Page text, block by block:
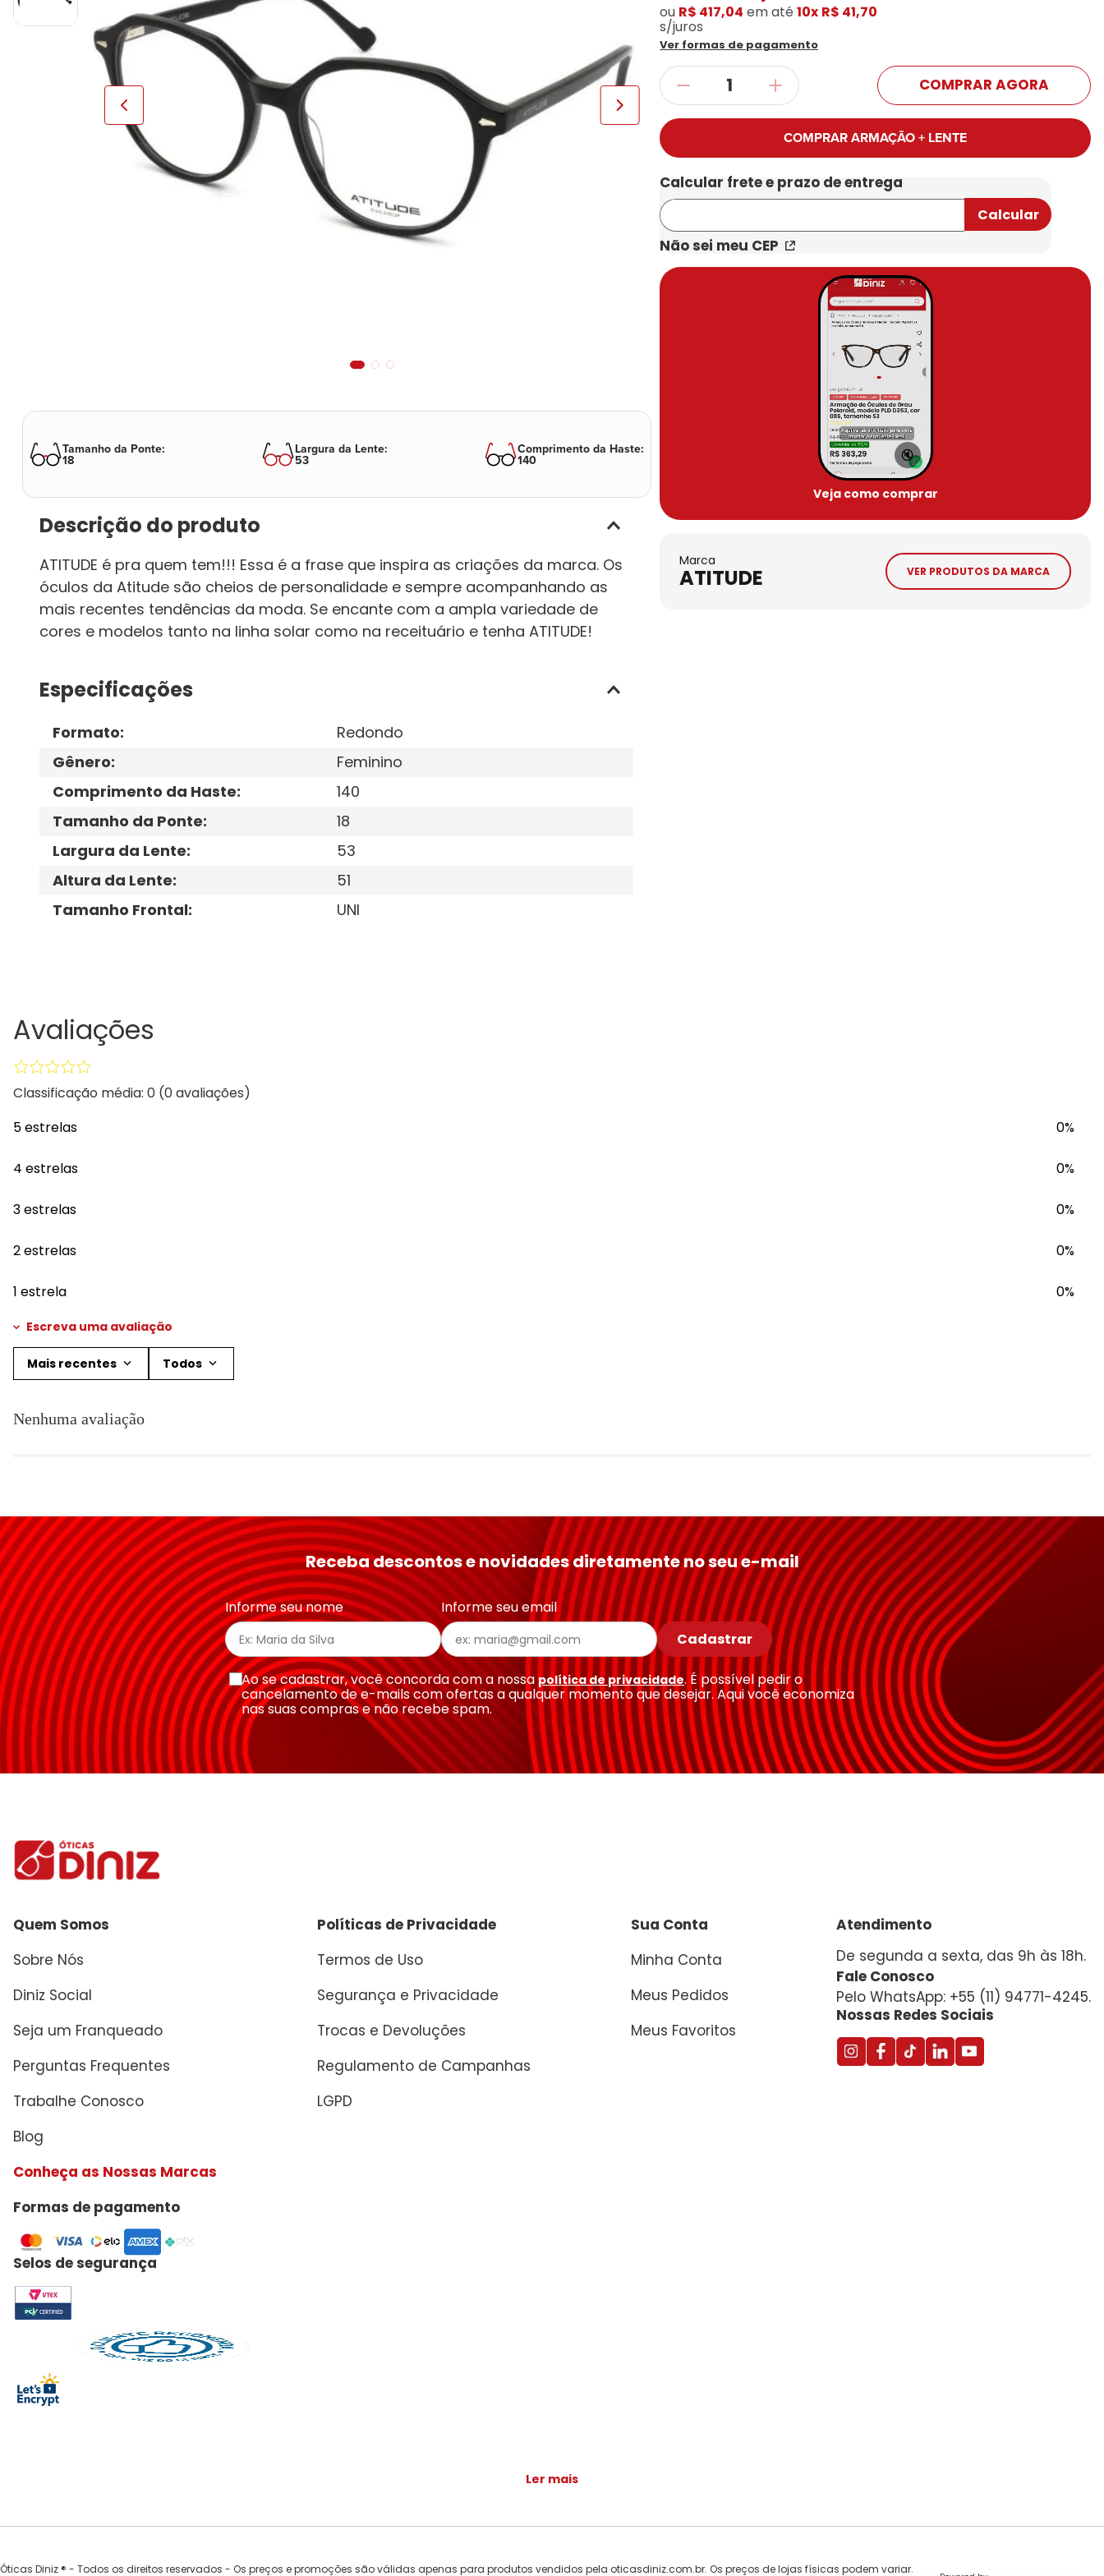
Tamanho da Ponte:
18
Largura da Lente:
53
Comprimento da Haste:
140
Descrição do produto
ATITUDE é pra quem tem!!! Essa é a frase que inspira as criações da marca. Os
óculos da Atitude são cheios de personalidade e sempre acompanhando as
mais recentes tendências da moda. Se encante com a ampla variedade de
cores e modelos tanto na linha solar como na receituário e tenha ATITUDE!
Especificações
Formato:
Redondo
Gênero:
Feminino
Comprimento da Haste:
140
Tamanho da Ponte:
18
Largura da Lente:
53
Altura da Lente:
51
Tamanho Frontal: UNI
ou R$ 417,04 em até10x R$ 41,70
s/juros
Ver formas de pagamento
COMPRAR AGORA
COMPRAR ARMAÇÃO + LENTE
Não sei meu CEP
🔇
Veja como comprar
Marca
ATITUDE VER PRODUTOS DA MARCA
Avaliações
Classificação média: 0 (0 avaliações)
5 estrelas
0%
4 estrelas 0%
3 estrelas 0%
2 estrelas 0%
1 estrela 0%
Escreva uma avaliação
Título
★★★★★
Seu nome
Endereço de email
Escreva uma avaliação
Mais recentes Todos
Nenhuma avaliação
Receba descontos e novidades diretamente no seu e-mail
Informe seu nome
Informe seu email
Cadastrar
Ao se cadastrar, você concorda com a nossa política de privacidade. É possível pedir o
cancelamento de e-mails com ofertas a qualquer momento que desejar. Aqui você economiza
nas suas compras e não recebe spam.
Quem Somos
Sobre Nós
Diniz Social
Seja um Franqueado
Perguntas Frequentes
Trabalhe Conosco
Blog
Conheça as Nossas Marcas
Políticas de Privacidade
Termos de Uso
Segurança e Privacidade
Trocas e Devoluções
Regulamento de Campanhas
LGPD
Sua Conta
Minha Conta
Meus Pedidos
Meus Favoritos
Atendimento
De segunda a sexta, das 9h às 18h.
Fale Conosco
Pelo WhatsApp: +55 (11) 94771-4245.
Nossas Redes Sociais
Formas de pagamento
Selos de segurança
Ler mais
Óticas Diniz ® - Todos os direitos reservados - Os preços e promoções são válidas apenas para produtos vendidos pela oticasdiniz.com.br. Os preços de lojas físicas podem variar.